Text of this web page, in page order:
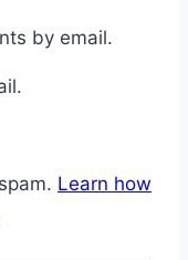
by email.
Learn how